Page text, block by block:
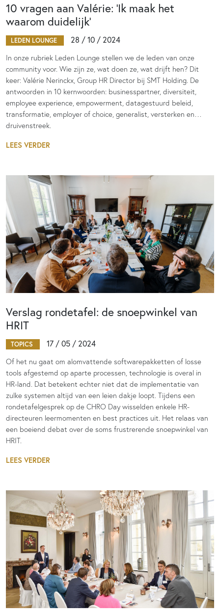
10 vragen aan Valérie: ‘Ik maak het
waarom duidelijk’
LEDEN LOUNGE 28 / 10 / 2024
In onze rubriek Leden Lounge stellen we de leden van onze
community voor. Wie zijn ze, wat doen ze, wat drijft hen? Dit
keer: Valérie Nerinckx, Group HR Director bij SMT Holding. De
antwoorden in 10 kernwoorden: businesspartner, diversiteit,
employee experience, empowerment, datagestuurd beleid,
transformatie, employer of choice, generalist, versterken en…
druivenstreek.
LEES VERDER
Verslag rondetafel: de snoepwinkel van
HRIT
TOPICS 17 / 05 / 2024
Of het nu gaat om alomvattende softwarepakketten of losse
tools afgestemd op aparte processen, technologie is overal in
HR-land. Dat betekent echter niet dat de implementatie van
zulke systemen altijd van een leien dakje loopt. Tijdens een
rondetafelgesprek op de CHRO Day wisselden enkele HR-
directeuren leermomenten en best practices uit. Het relaas van
een boeiend debat over de soms frustrerende snoepwinkel van
HRIT.
LEES VERDER